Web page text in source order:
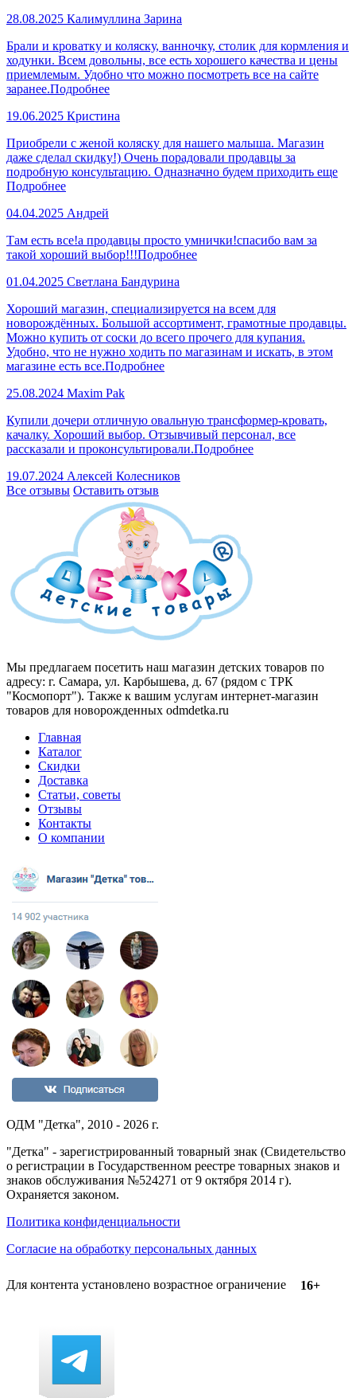
28.08.2025 Калимуллина Зарина
Брали и кроватку и коляску, ванночку, столик для кормления и
ходунки. Всем довольны, все есть хорошего качества и цены
приемлемым. Удобно что можно посмотреть все на сайте
заранее.Подробнее
19.06.2025 Кристина
Приобрели с женой коляску для нашего малыша. Магазин
даже сделал скидку!) Очень порадовали продавцы за
подробную консультацию. Одназначно будем приходить еще
Подробнее
04.04.2025 Андрей
Там есть все!а продавцы просто умнички!спасибо вам за
такой хороший выбор!!!Подробнее
01.04.2025 Светлана Бандурина
Хороший магазин, специализируется на всем для
новорождённых. Большой ассортимент, грамотные продавцы.
Можно купить от соски до всего прочего для купания.
Удобно, что не нужно ходить по магазинам и искать, в этом
магазине есть все.Подробнее
25.08.2024 Maxim Pak
Купили дочери отличную овальную трансформер-кровать,
качалку. Хороший выбор. Отзывчивый персонал, все
рассказали и проконсультировали.Подробнее
19.07.2024 Алексей Колесников
Все отзывы Оставить отзыв
Мы предлагаем посетить наш магазин детских товаров по
адресу: г. Самара, ул. Карбышева, д. 67 (рядом с ТРК
"Космопорт"). Также к вашим услугам интернет-магазин
товаров для новорожденных odmdetka.ru
Главная
Каталог
Скидки
Доставка
Статьи, советы
Отзывы
Контакты
О компании
ОДМ "Детка", 2010 - 2026 г.
"Детка" - зарегистрированный товарный знак (Свидетельство
о регистрации в Государственном реестре товарных знаков и
знаков обслуживания №524271 от 9 октября 2014 г).
Охраняется законом.
Политика конфиденциальности
Согласие на обработку персональных данных
Для контента установлено возрастное ограничение 16+